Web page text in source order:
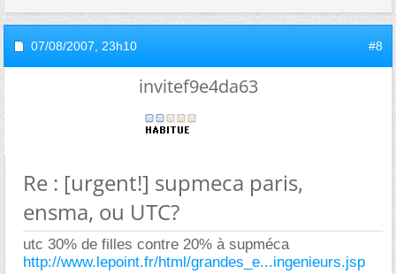
07/08/2007, 23h10 #8
invitef9e4da63
Re : [urgent!] supmeca paris,
ensma, ou UTC?
utc 30% de filles contre 20% à supméca
http://www.lepoint.fr/html/grandes_e...ingenieurs.jsp